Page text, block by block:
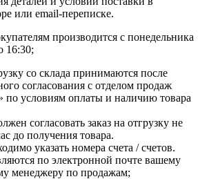
или email-переписке.
производится с понедельника
16:30;
со склада принимаются после
согласования с отделом продаж
условиям оплаты и наличию товара
согласовать заказ на отгрузку не
до получения товара.
указать номера счета / счетов.
по электронной почте вашему
менеджеру по продажам;